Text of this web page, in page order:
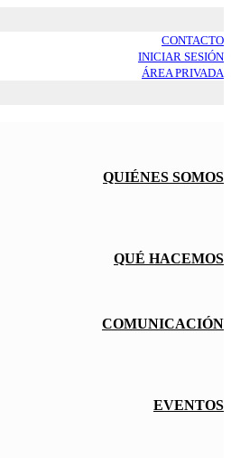
CONTACTO
INICIAR SESIÓN
ÁREA PRIVADA
QUIÉNES SOMOS
QUÉ HACEMOS
COMUNICACIÓN
EVENTOS